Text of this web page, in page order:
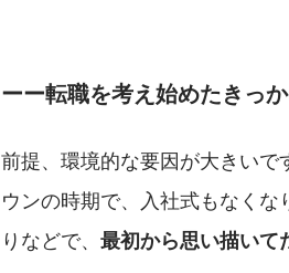
ーー転職を考え始めたきっ
前提、環境的な要因が大きい
ウンの時期で、入社式もなく
りなどで、 最初から思い描いて